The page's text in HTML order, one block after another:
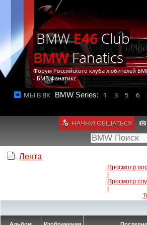
BMWE46Club
BMWFanatics
Форум Российского клуба любителей
- БМВ Фанатикс
МЫ В ВК BMW Series: 1 3 5 6
НАЧНИ ОБЩАТЬСЯ
Лента
Просмотр
Просмотр